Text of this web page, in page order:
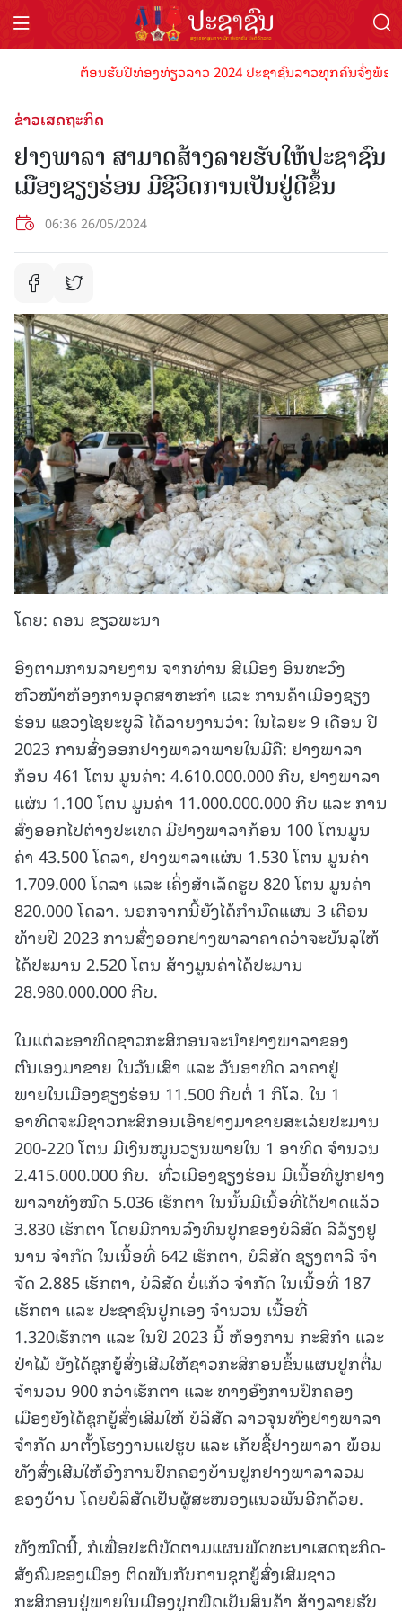
ຕ້ອນຮັບປີທ່ອງທ່ຽວລາວ 2024 ປະຊາຊົນລາວທຸກຄົນຈົ່ງພ້ອມ
ຂ່າວເສດຖະກິດ
ຢາງພາລາ ສາມາດສ້າງລາຍຮັບໃຫ້ປະຊາຊົນ
ເມືອງຊຽງຮ່ອນ ມີຊີວິດການເປັນຢູ່ດີຂຶ້ນ
06:36 26/05/2024
ໂດຍ: ດອນ ຂຽວພະນາ
ອີງຕາມການລາຍງານ ຈາກທ່ານ ສີເມືອງ ອິນທະວົງ
ຫົວໜ້າຫ້ອງການອຸດສາຫະກໍາ ແລະ ການຄ້າເມືອງຊຽງ
ຮ່ອນ ແຂວງໄຊຍະບູລີ ໄດ້ລາຍງານວ່າ: ໃນໄລຍະ 9 ເດືອນ ປີ
2023 ການສົ່ງອອກຢາງພາລາ​ພາຍໃນມີຄື: ຢາງພາລາ
ກ້ອນ 461 ໂຕນ ມູນ​ຄ່າ: 4.610.000.000 ກີບ, ຢາງ​ພາ​ລາ​
ແຜ່ນ 1.100 ໂຕນ ມູນ​ຄ່າ 11.000.000.000 ກີບ ແລະ ການ
ສົ່ງ​ອອກ​ໄປ​ຕ່າງ​ປະ​ເທດ ມີ​ຢາງ​ພາ​ລາ​ກ້ອນ 100 ໂຕນມູນ​
ຄ່າ 43.500 ໂດລາ, ຢາງ​ພາ​ລາ​ແຜ່ນ 1.530 ໂຕນ ມູນ​ຄ່າ
1.709.000 ໂດລາ ແລະ ເຄິ່ງສຳເລັດຮູບ 820 ໂຕນ ມູນຄ່າ
820.000 ໂດລາ. ນອກ​ຈາກນີ້ຍັງໄດ້ກຳນົດແຜນ 3 ເດືອນ
ທ້າຍປີ 2023 ການສົ່ງອອກຢາງພາລາຄາດວ່າຈະບັນລຸໃຫ້
ໄດ້ປະ​ມານ 2.520 ໂຕນ ສ້າງມູນ​ຄ່າໄດ້ປະມານ
28.980.000.000 ກີບ.
ໃນແຕ່ລະອາທິດຊາວກະສິກອນຈະນຳຢາງພາລາຂອງ
ຕົນເອງມາຂາຍ ໃນວັນເສົາ ແລະ ວັນອາທິດ ລາຄາຢູ່
ພາຍໃນເມືອງຊຽງຮ່ອນ 11.500 ກີບຕໍ່ 1 ກິໂລ. ໃນ 1
ອາທິດຈະມີຊາວກະສິກອນເອົ​າຢາງມາຂາຍ​ສະ​ເລ່ຍປະມານ
200-220 ໂຕນ ມີເງິນໝູນວຽນພາຍໃນ 1 ອາທິດ ຈຳນວນ
2.415.000.000 ກີບ. ​ ທົ່ວເມືອງຊຽງຮ່ອນ ມີເນື້ອທີ່ປູກຢາງ
ພາລາທັງໝົດ 5.036 ເຮັກຕາ ໃນນັ້ນມີເນື້ອທີ່ໄດ້ປາດແລ້ວ
3.830 ເຮັກຕາ ໂດຍມີການລົງທຶນປູກຂອງບໍລິສັດ ລີລ້ຽງຢູ
ນານ ຈໍາກັດ ໃນເນື້ອທີ່ 642 ເຮັກຕາ, ບໍລິສັດ ຊຽງຕາລີ ຈຳ
ຈັດ 2.885 ເຮັກຕາ, ບໍລິສັດ ບໍ່ແກ້ວ ຈຳກັດ ໃນເນື້ອທີ່ 187
ເຮັກຕາ ແລະ ປະຊາຊົນປູກເອງ ຈໍານວນ ເນື້ອທີ່
1.320ເຮັກຕາ ແລະ ໃນປີ 2023 ນີ້ ຫ້ອງການ ກະສິກໍາ ແລະ
ປ່າໄມ້ ຍັງໄດ້ຊຸກຍູ້ສົ່ງເສີມໃຫ້ຊາວກະສິກອນຂຶ້ນແຜນປູກຕື່ມ
ຈຳນວນ 900 ກວ່າເຮັກຕາ ແລະ ທາງອົງການປົກຄອງ
ເມືອງຍັງໄດ້ຊຸກຍູ້ສົ່ງເສີມໃຫ້ ບໍລິສັດ ລາວຈຸນທົງຢາງພາລາ
ຈຳກັດ ມາຕັ້ງໂຮງງານແປຮູບ ແລະ ເກັບຊື້ຢາງພາລາ ພ້ອມ
ທັງສົ່ງເສີມໃຫ້ອົງການປົກຄອງບ້ານປູກຢາງພາລາລວມ
ຂອງບ້ານ ໂດຍບໍລິສັດເປັນຜູ້ສະໜອງແນວພັນອີກດ້ວຍ.
ທັງໝົດນີ້, ກໍເພື່ອປະຕິບັດຕາມແຜນພັດທະນາເສດຖະກິດ-
ສັງຄົມຂອງເມືອງ ຕິດພັນກັບການຊຸກຍູ້ສົ່ງເສີມຊາວ
ກະສິກອນຢູ່ພາຍໃນເມືອງປູກພືດເປັນສິນຄ້າ ສ້າງລາຍຮັບ